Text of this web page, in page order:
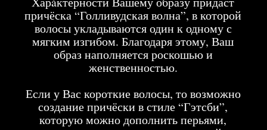
ОТПРАВИТЬ